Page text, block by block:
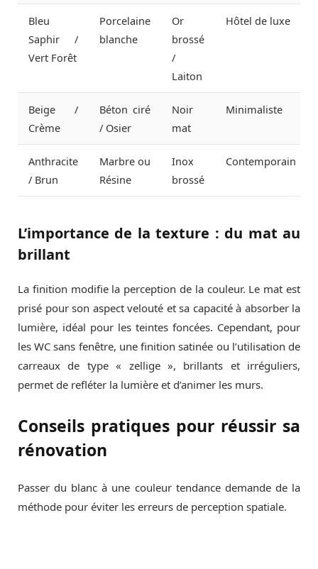
Bleu
Saphir /
Vert Forêt
Porcelaine
blanche
Or
brossé
/
Laiton
Hôtel de luxe
Beige /
Crème
Béton ciré
/ Osier
Noir
mat
Minimaliste
Anthracite
/ Brun
Marbre ou
Résine
Inox
brossé
Contemporain
L’importance de la texture : du mat au
brillant
La finition modifie la perception de la couleur. Le mat est
prisé pour son aspect velouté et sa capacité à absorber la
lumière, idéal pour les teintes foncées. Cependant, pour
les WC sans fenêtre, une finition satinée ou l’utilisation de
carreaux de type « zellige », brillants et irréguliers,
permet de refléter la lumière et d’animer les murs.
Conseils pratiques pour réussir sa
rénovation
Passer du blanc à une couleur tendance demande de la
méthode pour éviter les erreurs de perception spatiale.